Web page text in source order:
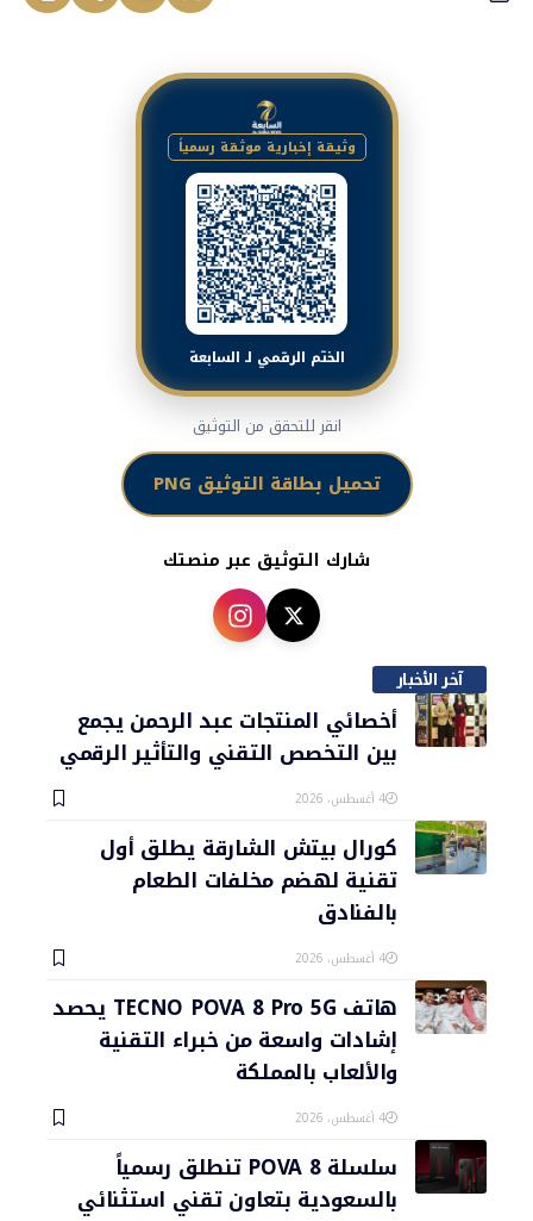
وثيقة إخبارية موثقة رسمياً
الختم الرقمي لـ السابعة
انقر للتحقق من التوثيق
تحميل بطاقة التوثيق PNG
شارك التوثيق عبر منصتك
آخر الأخبار
أخصائي المنتجات عبد الرحمن يجمع
بين التخصص التقني والتأثير الرقمي
4 أغسطس، 2026
كورال بيتش الشارقة يطلق أول
تقنية لهضم مخلفات الطعام
بالفنادق
4 أغسطس، 2026
هاتف TECNO POVA 8 Pro 5G يحصد
إشادات واسعة من خبراء التقنية
والألعاب بالمملكة
4 أغسطس، 2026
سلسلة POVA 8 تنطلق رسمياً
بالسعودية بتعاون تقني استثنائي